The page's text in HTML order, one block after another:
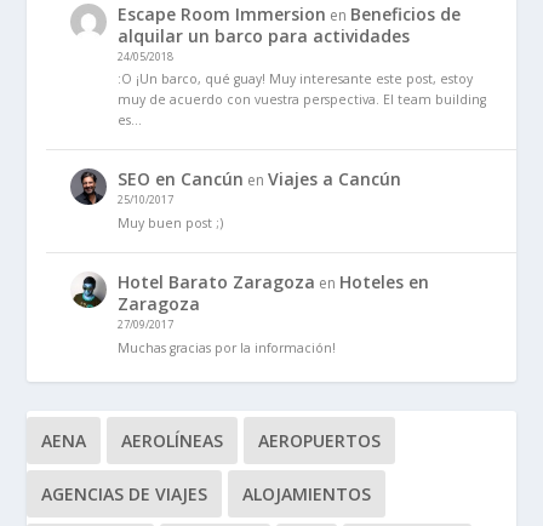
Escape Room Immersion en Beneficios de
alquilar un barco para actividades
24/05/2018
:O ¡Un barco, qué guay! Muy interesante este post, estoy
muy de acuerdo con vuestra perspectiva. El team building
es…
SEO en Cancún enViajes a Cancún
25/10/2017
Muy buen post ;)
Hotel Barato Zaragoza en Hoteles en
Zaragoza
27/09/2017
Muchas gracias por la información!
AENA AEROLÍNEAS AEROPUERTOS
AGENCIAS DE VIAJES ALOJAMIENTOS